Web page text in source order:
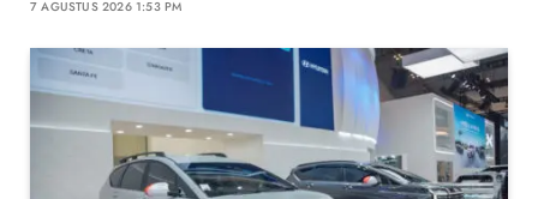
7 AGUSTUS 2026 1:53 PM